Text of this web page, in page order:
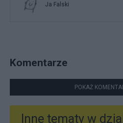
Ja Falski
Komentarze
POKAŻ
Inne tematy w